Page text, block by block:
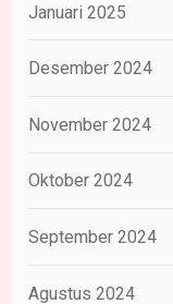
Januari 2025
Desember 2024
November 2024
Oktober 2024
September 2024
Agustus 2024